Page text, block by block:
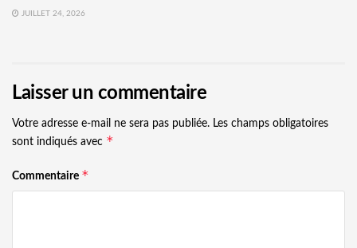
JUILLET 24, 2026
Laisser un commentaire
Votre adresse e-mail ne sera pas publiée. Les champs obligatoires
sont indiqués avec *
Commentaire *